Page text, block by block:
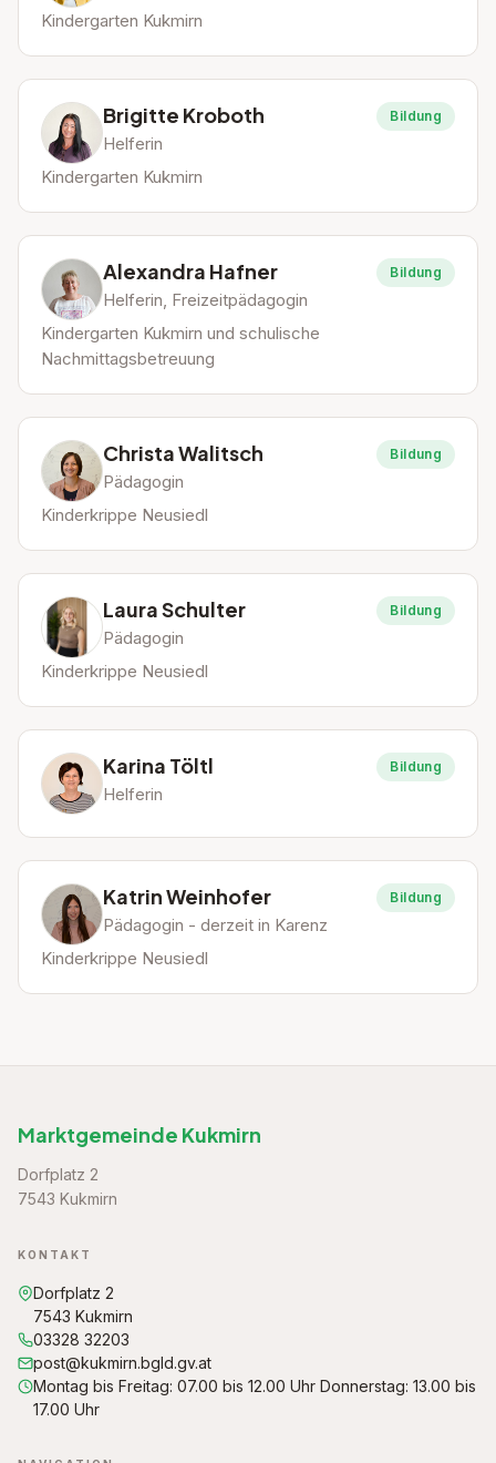
Kindergarten Kukmirn
Brigitte Kroboth
Helferin
Bildung
Kindergarten Kukmirn
Alexandra Hafner
Helferin, Freizeitpädagogin
Bildung
Kindergarten Kukmirn und schulische
Nachmittagsbetreuung
Christa Walitsch
Pädagogin
Bildung
Kinderkrippe Neusiedl
Laura Schulter
Pädagogin
Bildung
Kinderkrippe Neusiedl
Karina Töltl
Helferin
Bildung
Katrin Weinhofer
Pädagogin - derzeit in Karenz
Bildung
Kinderkrippe Neusiedl
Marktgemeinde Kukmirn
Dorfplatz 2
7543 Kukmirn
KONTAKT
Dorfplatz 2
7543 Kukmirn
03328 32203
post@kukmirn.bgld.gv.at
Montag bis Freitag: 07.00 bis 12.00 Uhr Donnerstag: 13.00 bis
17.00 Uhr